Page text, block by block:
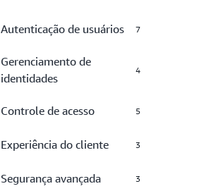
Autenticação de usuários 7
Gerenciamento de
identidades
4
Controle de acesso 5
Experiência do cliente 3
Segurança avançada 3